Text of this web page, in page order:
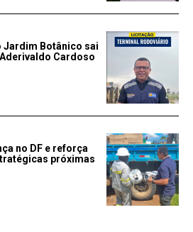
Jardim Botânico sai
Cardoso
no DF e reforça
próximas